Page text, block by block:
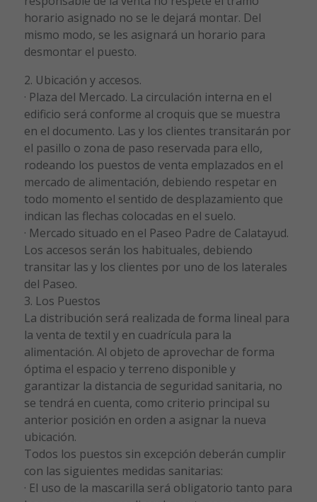
horario asignado no se le dejará montar. Del
mismo modo, se les asignará un horario para
desmontar el puesto.
2. Ubicación y accesos.
· Plaza del Mercado. La circulación interna en el
edificio será conforme al croquis que se muestra
en el documento. Las y los clientes transitarán por
el pasillo o zona de paso reservada para ello,
rodeando los puestos de venta emplazados en el
mercado de alimentación, debiendo respetar en
todo momento el sentido de desplazamiento que
indican las flechas colocadas en el suelo.
· Mercado situado en el Paseo Padre de Calatayud.
Los accesos serán los habituales, debiendo
transitar las y los clientes por uno de los laterales
del Paseo.
3. Los Puestos
La distribución será realizada de forma lineal para
la venta de textil y en cuadrícula para la
alimentación. Al objeto de aprovechar de forma
óptima el espacio y terreno disponible y
garantizar la distancia de seguridad sanitaria, no
se tendrá en cuenta, como criterio principal su
anterior posición en orden a asignar la nueva
ubicación.
Todos los puestos sin excepción deberán cumplir
con las siguientes medidas sanitarias:
· El uso de la mascarilla será obligatorio tanto para